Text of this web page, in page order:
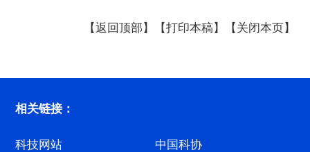
【返回顶部】 【打印本稿】 【关闭本页】
相关链接：
科技网站 中国科协